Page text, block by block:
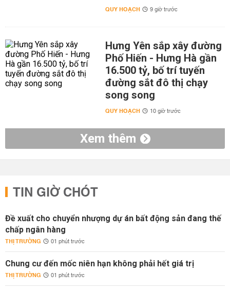
QUY HOẠCH 9 giờ trước
Hưng Yên sắp xây đường
Phố Hiến - Hưng Hà gần
16.500 tỷ, bố trí tuyến
đường sắt đô thị chạy
song song
QUY HOẠCH 10 giờ trước
Xem thêm
TIN GIỜ CHÓT
Đề xuất cho chuyển nhượng dự án bất động sản đang thế
chấp ngân hàng
THỊ TRƯỜNG 01 phút trước
Chung cư đến mốc niên hạn không phải hết giá trị
THỊ TRƯỜNG 01 phút trước